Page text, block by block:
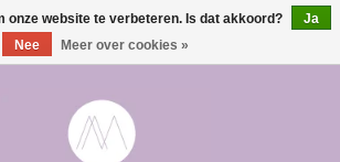
0 Artikelen - €0,00
onze website te verbeteren. Is dat akkoord?
Ja
Nee
Meer over cookies »